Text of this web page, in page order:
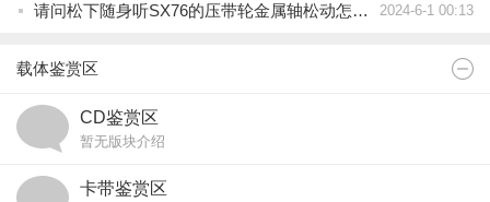
2024-6-1 00:13
请问松下随身听SX76的压带轮金属轴松动怎么固定
载体鉴赏区
CD鉴赏区
暂无版块介绍
卡带鉴赏区